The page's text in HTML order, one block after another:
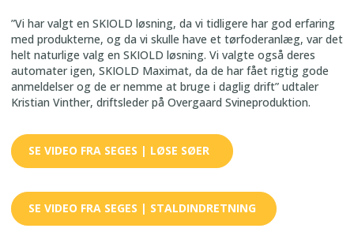
”Vi har valgt en SKIOLD løsning, da vi tidligere har god erfaring
med produkterne, og da vi skulle have et tørfoderanlæg, var det
helt naturlige valg en SKIOLD løsning. Vi valgte også deres
automater igen, SKIOLD Maximat, da de har fået rigtig gode
anmeldelser og de er nemme at bruge i daglig drift” udtaler
Kristian Vinther, driftsleder på Overgaard Svineproduktion.
SE VIDEO FRA SEGES | LØSE SØER
SE VIDEO FRA SEGES | STALDINDRETNING